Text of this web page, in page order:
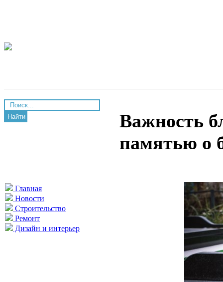
Найти
Главная
Новости
Строительство
Ремонт
Дизайн и интерьер
Важность
памятью о